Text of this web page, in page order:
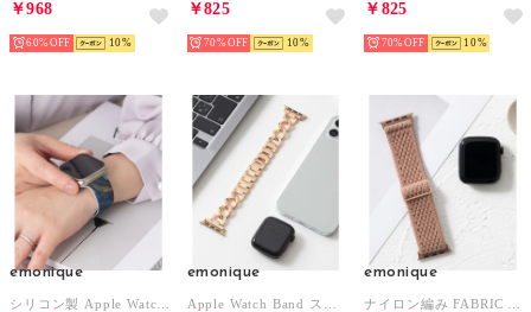
￥968
60% 10
￥825
70% 10
￥825
70% 10
emonique emonique emonique